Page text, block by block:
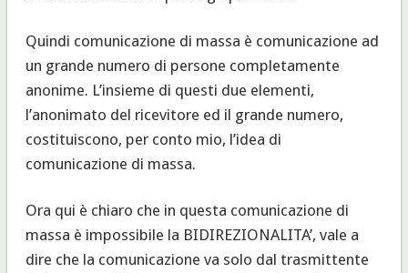
Quindi comunicazione di massa è comunicazione ad
un grande numero di persone completamente
anonime. L’insieme di questi due elementi,
l’anonimato del ricevitore ed il grande numero,
costituiscono, per conto mio, l’idea di
comunicazione di massa.
Ora qui è chiaro che in questa comunicazione di
massa è impossibile la BIDIREZIONALITA’, vale a
dire che la comunicazione va solo dal trasmittente